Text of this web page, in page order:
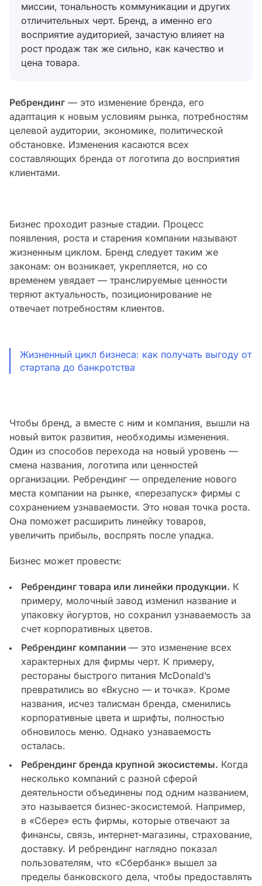
миссии, тональность коммуникации и других
отличительных черт. Бренд, а именно его
восприятие аудиторией, зачастую влияет на
рост продаж так же сильно, как качество и
цена товара.
Ребрендинг — это изменение бренда, его
адаптация к новым условиям рынка, потребностям
целевой аудитории, экономике, политической
обстановке. Изменения касаются всех
составляющих бренда от логотипа до восприятия
клиентами.
Бизнес проходит разные стадии. Процесс
появления, роста и старения компании называют
жизненным циклом. Бренд следует таким же
законам: он возникает, укрепляется, но со
временем увядает — транслируемые ценности
теряют актуальность, позиционирование не
отвечает потребностям клиентов.
Жизненный цикл бизнеса: как получать выгоду от
стартапа до банкротства
Чтобы бренд, а вместе с ним и компания, вышли на
новый виток развития, необходимы изменения.
Один из способов перехода на новый уровень —
смена названия, логотипа или ценностей
организации. Ребрендинг — определение нового
места компании на рынке, «перезапуск» фирмы с
сохранением узнаваемости. Это новая точка роста.
Она поможет расширить линейку товаров,
увеличить прибыль, воспрять после упадка.
Бизнес может провести:
Ребрендинг товара или линейки продукции. К
примеру, молочный завод изменил название и
упаковку йогуртов, но сохранил узнаваемость за
счет корпоративных цветов.
Ребрендинг компании — это изменение всех
характерных для фирмы черт. К примеру,
рестораны быстрого питания McDonald’s
превратились во «Вкусно — и точка». Кроме
названия, исчез талисман бренда, сменились
корпоративные цвета и шрифты, полностью
обновилось меню. Однако узнаваемость
осталась.
Ребрендинг бренда крупной экосистемы. Когда
несколько компаний с разной сферой
деятельности объединены под одним названием,
это называется бизнес-экосистемой. Например,
в «Сбере» есть фирмы, которые отвечают за
финансы, связь, интернет-магазины, страхование,
доставку. И ребрендинг наглядно показал
пользователям, что «Сбербанк» вышел за
пределы банковского дела, чтобы предоставлять